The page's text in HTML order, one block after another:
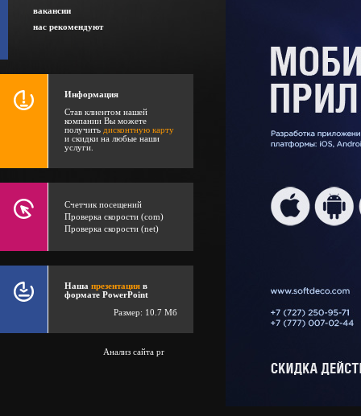
вакансии
нас рекомендуют
Информация
Став клиентом нашей
компании Вы можете
получить дисконтную карту
и скидки на любые наши
услуги.
Счетчик посещений
Проверка скорости (com)
Проверка скорости (net)
Наша презентация в
формате PowerPoint
Размер: 10.7 Мб